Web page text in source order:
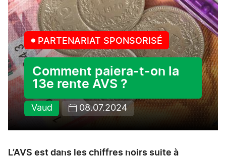
PARTENARIAT SPONSORISÉ
Comment paiera-t-on la
13e rente AVS ?
Vaud 08.07.2024
L’AVS est dans les chiffres noirs suite à